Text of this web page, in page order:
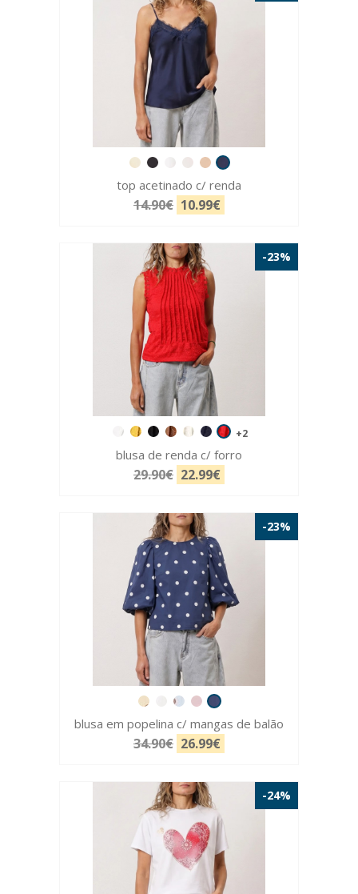
top acetinado c/ renda
14.90€ 10.99€
-23%
+2
blusa de renda c/ forro
29.90€ 22.99€
-23%
blusa em popelina c/ mangas de balão
34.90€ 26.99€
-24%